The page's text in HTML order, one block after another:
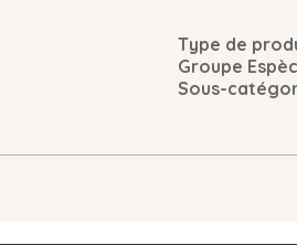
Type de
Groupe
Sous-